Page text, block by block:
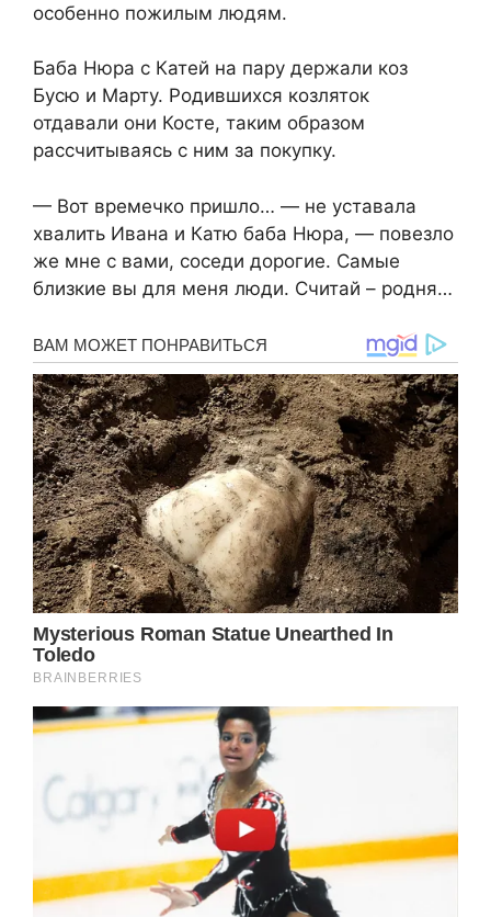
особенно пожилым людям.
Баба Нюра с Катей на пару держали коз
Бусю и Марту. Родившихся козляток
отдавали они Косте, таким образом
рассчитываясь с ним за покупку.
— Вот времечко пришло… — не уставала
хвалить Ивана и Катю баба Нюра, — повезло
же мне с вами, соседи дорогие. Самые
близкие вы для меня люди. Считай – родня…